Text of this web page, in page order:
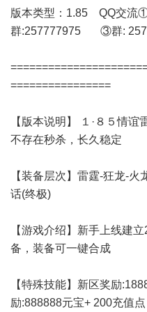
版本类型：1.85 QQ交
群:257777975 ③群:
================
【版本说明】 １·８５情
不存在秒杀，长久稳定
【装备层次】雷霆-狂龙-
话(终极)
【游戏介绍】新手上线建
备，装备可一键合成
【特殊技能】新区奖励
励:888888元宝+ 200充值点